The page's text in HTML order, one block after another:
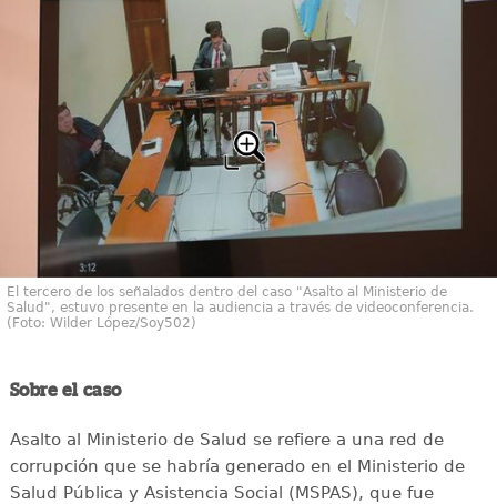
El tercero de los señalados dentro del caso "Asalto al Ministerio de
Salud", estuvo presente en la audiencia a través de videoconferencia.
(Foto: Wilder López/Soy502)
Sobre el caso
Asalto al Ministerio de Salud se refiere a una red de
corrupción que se habría generado en el Ministerio de
Salud Pública y Asistencia Social (MSPAS), que fue